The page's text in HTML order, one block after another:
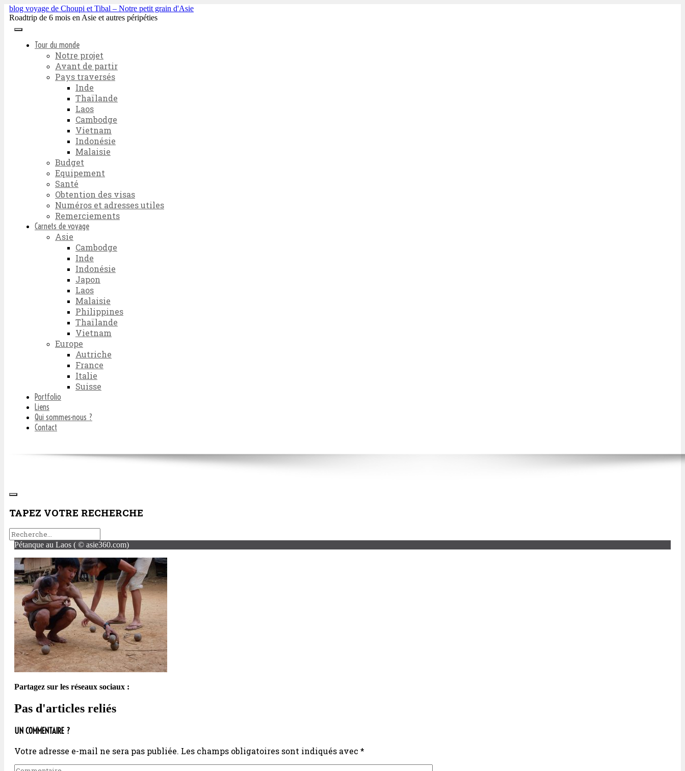
blog voyage de Choupi et Tibal – Notre petit grain d'Asie
Roadtrip de 6 mois en Asie et autres péripéties
Tour du monde
Notre projet
Avant de partir
Pays traversés
Inde
Thaïlande
Laos
Cambodge
Vietnam
Indonésie
Malaisie
Budget
Equipement
Santé
Obtention des visas
Numéros et adresses utiles
Remerciements
Carnets de voyage
Asie
Cambodge
Inde
Indonésie
Japon
Laos
Malaisie
Philippines
Thaïlande
Vietnam
Europe
Autriche
France
Italie
Suisse
Portfolio
Liens
Qui sommes-nous ?
Contact
TAPEZ VOTRE RECHERCHE
Pétanque au Laos ( © asie360.com)
Partagez sur les réseaux sociaux :
Pas d'articles reliés
UN COMMENTAIRE ?
Votre adresse e-mail ne sera pas publiée. Les champs obligatoires sont indiqués avec *